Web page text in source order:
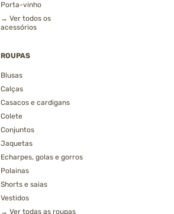
Porta-vinho
→ Ver todos os
acessórios
ROUPAS
Blusas
Calças
Casacos e cardigans
Colete
Conjuntos
Jaquetas
Echarpes, golas e gorros
Polainas
Shorts e saias
Vestidos
→ Ver todas as roupas